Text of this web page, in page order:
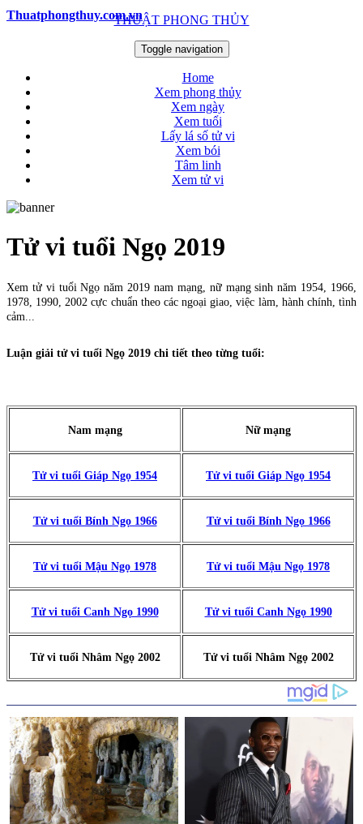
THUẬT PHONG THỦY
Thuatphongthuy.com.vn
Toggle navigation
Home
Xem phong thủy
Xem ngày
Xem tuổi
Lấy lá số tử vi
Xem bói
Tâm linh
Xem tử vi
Tử vi tuổi Ngọ 2019
Xem tử vi tuổi Ngọ năm 2019 nam mạng, nữ mạng sinh năm 1954, 1966,
1978, 1990, 2002 cực chuẩn theo các ngoại giao, việc làm, hành chính, tình
cảm...
Luận giải tử vi tuổi Ngọ 2019 chi tiết theo từng tuổi:
Nam mạng Nữ mạng
Tử vi tuổi Giáp Ngọ 1954 Tử vi tuổi Giáp Ngọ 1954
Tử vi tuổi Bính Ngọ 1966 Tử vi tuổi Bính Ngọ 1966
Tử vi tuổi Mậu Ngọ 1978 Tử vi tuổi Mậu Ngọ 1978
Tử vi tuổi Canh Ngọ 1990 Tử vi tuổi Canh Ngọ 1990
Tử vi tuổi Nhâm Ngọ 2002 Tử vi tuổi Nhâm Ngọ 2002